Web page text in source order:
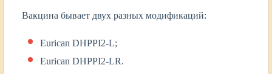
Вакцина бывает двух разных модификаций:
Eurican DHPPI2-L;
Eurican DHPPI2-LR.